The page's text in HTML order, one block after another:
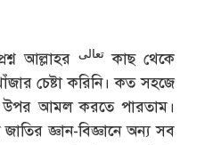
আল্লাহর تعالىকাছ থেকে
চেষ্টা করিনি। কত সহজে
উপর আমল করতে পারতাম।
জ্ঞান-বিজ্ঞানে অন্য সব